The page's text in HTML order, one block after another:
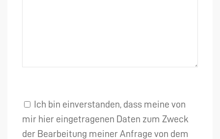
Ich bin einverstanden, dass meine von
mir hier eingetragenen Daten zum Zweck
der Bearbeitung meiner Anfrage von dem